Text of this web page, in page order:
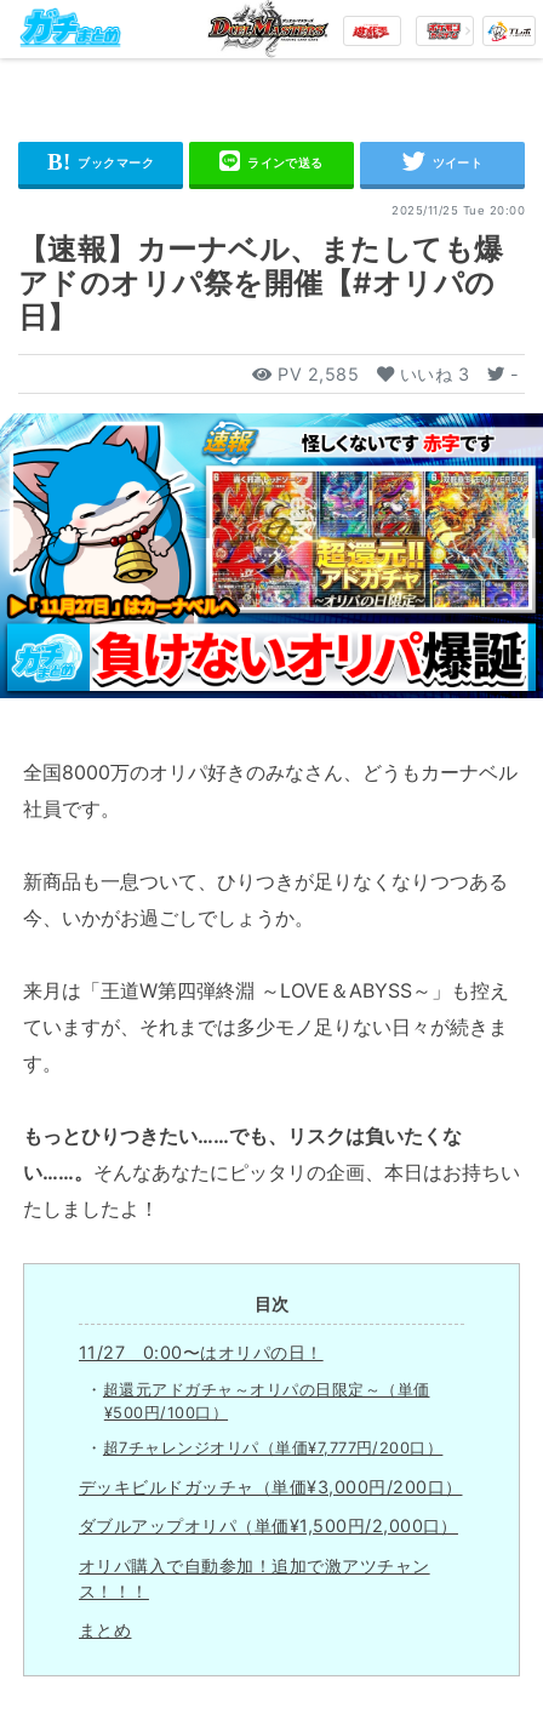
2025/11/25 Tue 20:00
【速報】カーナベル、またしても爆
アドのオリパ祭を開催【#オリパの
日】
PV 2,585 いいね 3 -
全国8000万のオリパ好きのみなさん、どうもカーナベル
社員です。
新商品も一息ついて、ひりつきが足りなくなりつつある
今、いかがお過ごしでしょうか。
来月は「王道W第四弾終淵 ～LOVE＆ABYSS～」も控え
ていますが、それまでは多少モノ足りない日々が続きま
す。
もっとひりつきたい……でも、リスクは負いたくな
い……。 そんなあなたにピッタリの企画、本日はお持ちい
たしましたよ！
目次
11/27 0:00〜はオリパの日！
超還元アドガチャ～オリパの日限定～（単価
¥500円/100口）
超7チャレンジオリパ（単価¥7,777円/200口）
デッキビルドガッチャ（単価¥3,000円/200口）
ダブルアップオリパ（単価¥1,500円/2,000口）
オリパ購入で自動参加！追加で激アツチャン
ス！！！
まとめ